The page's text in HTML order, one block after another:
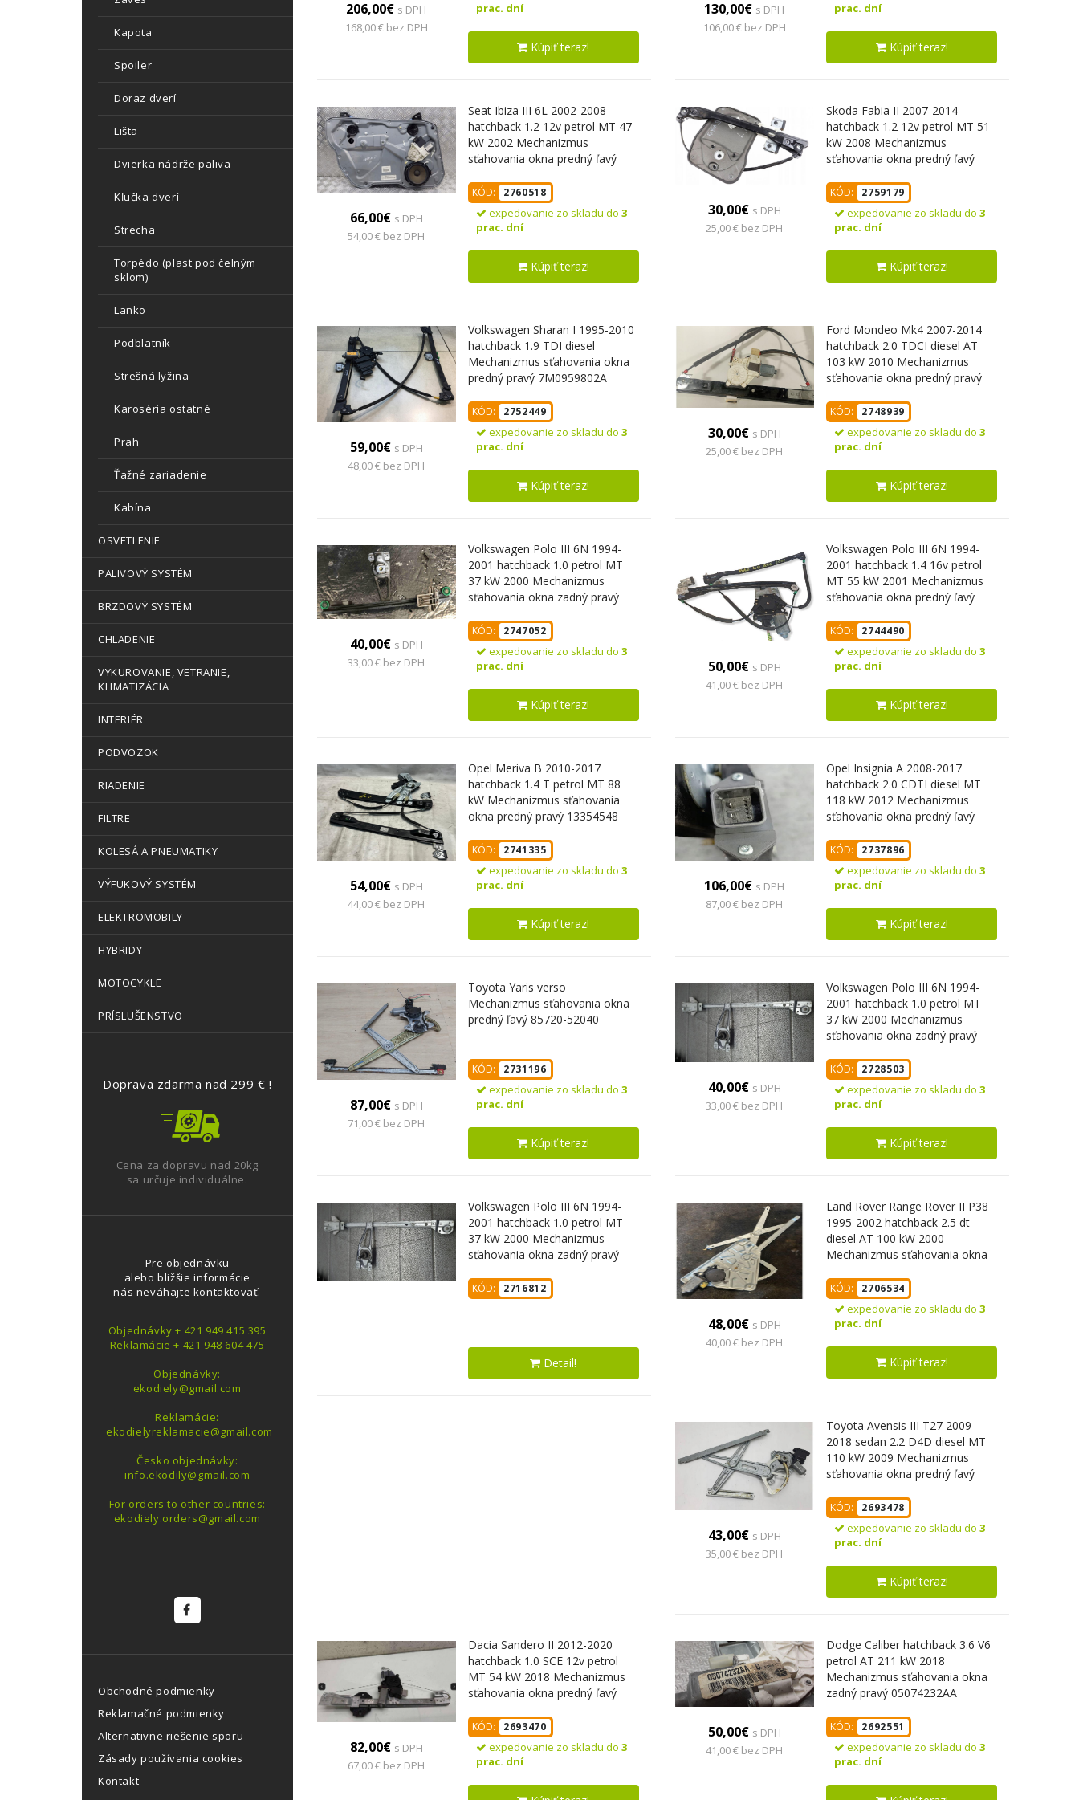
Kapota
Spoiler
Doraz dverí
Lišta
Dvierka nádrže paliva
Kľučka dverí
Strecha
Torpédo (plast pod čelným
sklom)
Lanko
Podblatník
Strešná lyžina
Karoséria ostatné
Prah
Ťažné zariadenie
Kabína
OSVETLENIE
PALIVOVÝ SYSTÉM
BRZDOVÝ SYSTÉM
CHLADENIE
VYKUROVANIE, VETRANIE,
KLIMATIZÁCIA
INTERIÉR
PODVOZOK
RIADENIE
FILTRE
KOLESÁ A PNEUMATIKY
VÝFUKOVÝ SYSTÉM
ELEKTROMOBILY
HYBRIDY
MOTOCYKLE
PRÍSLUŠENSTVO
Doprava zdarma nad 299 € !
Cena za dopravu nad 20kg
sa určuje individuálne.
Pre objednávku
alebo bližšie informácie
nás neváhajte kontaktovať.
Objednávky + 421 949 415 395
Reklamácie + 421 948 604 475
Objednávky:
ekodiely@gmail.com
Reklamácie:
ekodielyreklamacie@gmail.com
Česko objednávky:
info.ekodily@gmail.com
For orders to other countries:
ekodiely.orders@gmail.com
Obchodné podmienky
Reklamačné podmienky
Alternativne riešenie sporu
Zásady používania cookies
Kontakt
206,00€ s DPH
168,00 € bez DPH
prac. dní
Kúpiť teraz!
130,00€ s DPH
106,00 € bez DPH
prac. dní
Kúpiť teraz!
66,00€ s DPH
54,00 € bez DPH
Seat Ibiza III 6L 2002-2008
hatchback 1.2 12v petrol MT 47
kW 2002 Mechanizmus
sťahovania okna predný ľavý
KÓD: 2760518
expedovanie zo skladu do 3
prac. dní
Kúpiť teraz!
30,00€ s DPH
25,00 € bez DPH
Skoda Fabia II 2007-2014
hatchback 1.2 12v petrol MT 51
kW 2008 Mechanizmus
sťahovania okna predný ľavý
KÓD: 2759179
expedovanie zo skladu do3
prac. dní
Kúpiť teraz!
59,00€ s DPH
48,00 € bez DPH
Volkswagen Sharan I 1995-2010
hatchback 1.9 TDI diesel
Mechanizmus sťahovania okna
predný pravý 7M0959802A
KÓD: 2752449
expedovanie zo skladu do 3
prac. dní
Kúpiť teraz!
30,00€ s DPH
25,00 € bez DPH
Ford Mondeo Mk4 2007-2014
hatchback 2.0 TDCI diesel AT
103 kW 2010 Mechanizmus
sťahovania okna predný pravý
KÓD: 2748939
expedovanie zo skladu do3
prac. dní
Kúpiť teraz!
40,00€ s DPH
33,00 € bez DPH
Volkswagen Polo III 6N 1994-
2001 hatchback 1.0 petrol MT
37 kW 2000 Mechanizmus
sťahovania okna zadný pravý
KÓD: 2747052
expedovanie zo skladu do 3
prac. dní
Kúpiť teraz!
50,00€ s DPH
41,00 € bez DPH
Volkswagen Polo III 6N 1994-
2001 hatchback 1.4 16v petrol
MT 55 kW 2001 Mechanizmus
sťahovania okna predný ľavý
KÓD: 2744490
expedovanie zo skladu do3
prac. dní
Kúpiť teraz!
54,00€ s DPH
44,00 € bez DPH
Opel Meriva B 2010-2017
hatchback 1.4 T petrol MT 88
kW Mechanizmus sťahovania
okna predný pravý 13354548
KÓD: 2741335
expedovanie zo skladu do 3
prac. dní
Kúpiť teraz!
106,00€ s DPH
87,00 € bez DPH
Opel Insignia A 2008-2017
hatchback 2.0 CDTI diesel MT
118 kW 2012 Mechanizmus
sťahovania okna predný ľavý
KÓD: 2737896
expedovanie zo skladu do3
prac. dní
Kúpiť teraz!
87,00€ s DPH
71,00 € bez DPH
Toyota Yaris verso
Mechanizmus sťahovania okna
predný ľavý 85720-52040
KÓD: 2731196
expedovanie zo skladu do 3
prac. dní
Kúpiť teraz!
40,00€ s DPH
33,00 € bez DPH
Volkswagen Polo III 6N 1994-
2001 hatchback 1.0 petrol MT
37 kW 2000 Mechanizmus
sťahovania okna zadný pravý
KÓD: 2728503
expedovanie zo skladu do3
prac. dní
Kúpiť teraz!
Volkswagen Polo III 6N 1994-
2001 hatchback 1.0 petrol MT
37 kW 2000 Mechanizmus
sťahovania okna zadný pravý
KÓD: 2716812
Detail!
48,00€ s DPH
40,00 € bez DPH
Land Rover Range Rover II P38
1995-2002 hatchback 2.5 dt
diesel AT 100 kW 2000
Mechanizmus sťahovania okna
KÓD: 2706534
expedovanie zo skladu do3
prac. dní
Kúpiť teraz!
43,00€ s DPH
35,00 € bez DPH
Toyota Avensis III T27 2009-
2018 sedan 2.2 D4D diesel MT
110 kW 2009 Mechanizmus
sťahovania okna predný ľavý
KÓD: 2693478
expedovanie zo skladu do3
prac. dní
Kúpiť teraz!
82,00€ s DPH
67,00 € bez DPH
Dacia Sandero II 2012-2020
hatchback 1.0 SCE 12v petrol
MT 54 kW 2018 Mechanizmus
sťahovania okna predný ľavý
KÓD: 2693470
expedovanie zo skladu do 3
prac. dní
50,00€ s DPH
41,00 € bez DPH
Dodge Caliber hatchback 3.6 V6
petrol AT 211 kW 2018
Mechanizmus sťahovania okna
zadný pravý 05074232AA
KÓD: 2692551
expedovanie zo skladu do3
prac. dní